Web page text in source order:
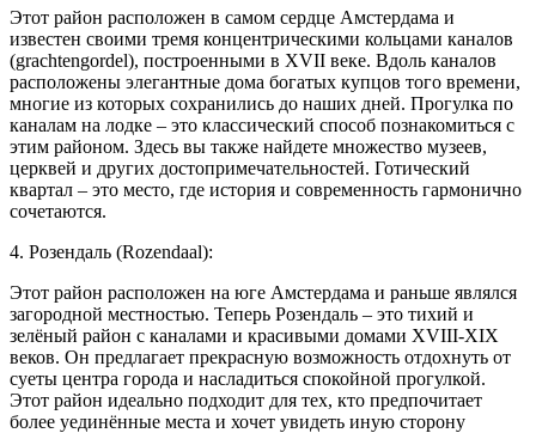
Этот район расположен в самом сердце Амстердама и
известен своими тремя концентрическими кольцами каналов
(grachtengordel), построенными в XVII веке. Вдоль каналов
расположены элегантные дома богатых купцов того времени,
многие из которых сохранились до наших дней. Прогулка по
каналам на лодке – это классический способ познакомиться с
этим районом. Здесь вы также найдете множество музеев,
церквей и других достопримечательностей. Готический
квартал – это место, где история и современность гармонично
сочетаются.
4. Розендаль (Rozendaal):
Этот район расположен на юге Амстердама и раньше являлся
загородной местностью. Теперь Розендаль – это тихий и
зелёный район с каналами и красивыми домами XVIII-XIX
веков. Он предлагает прекрасную возможность отдохнуть от
суеты центра города и насладиться спокойной прогулкой.
Этот район идеально подходит для тех, кто предпочитает
более уединённые места и хочет увидеть иную сторону